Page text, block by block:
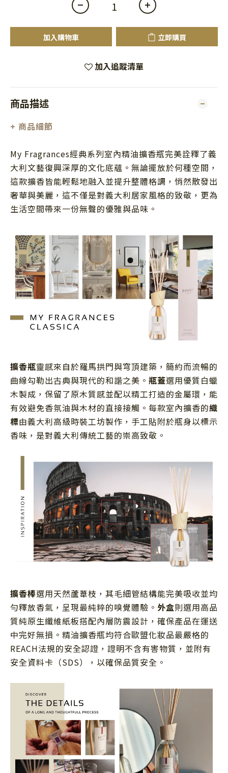
加入購物車 立即購買
加入追蹤清單
商品描述
+ 商品細節
My Fragrances經典系列室內精油擴香瓶完美詮釋了義
大利文藝復興深厚的文化底蘊。無論擺放於何種空間，
這款擴香皆能輕鬆地融入並提升整體格調，悄然散發出
奢華與美麗，這不僅是對義大利居家風格的致敬，更為
生活空間帶來一份無聲的優雅與品味。
擴香瓶靈感來自於羅馬拱門與穹頂建築，簡約而流暢的
曲線勾勒出古典與現代的和諧之美。 瓶蓋選用優質白蠟
木製成，保留了原木質感並配以精工打造的金屬環，能
有效避免香氛油與木材的直接接觸。每款室內擴香的織
標由義大利高級時裝工坊製作，手工貼附於瓶身以標示
香味，是對義大利傳統工藝的崇高致敬。
擴香棒選用天然蘆葦枝，其毛細管結構能完美吸收並均
勻釋放香氣，呈現最純粹的嗅覺體驗。 外盒則選用高品
質純原生纖維紙板搭配內層防震設計，確保產品在運送
中完好無損。精油擴香瓶均符合歐盟化妝品最嚴格的
REACH法規的安全認證，證明不含有害物質，並附有
安全資料卡（SDS），以確保品質安全。